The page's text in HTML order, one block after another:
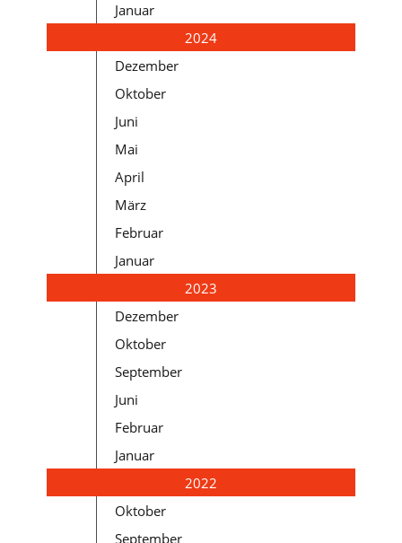
Januar
2024
Dezember
Oktober
Juni
Mai
April
März
Februar
Januar
2023
Dezember
Oktober
September
Juni
Februar
Januar
2022
Oktober
September